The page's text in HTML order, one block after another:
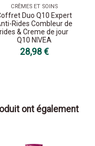
CRÈMES ET SOINS
Duo Q10 Expert
Rides Combleur de
rides & Creme de jour
Q10 NIVEA
28,98 €
ont également